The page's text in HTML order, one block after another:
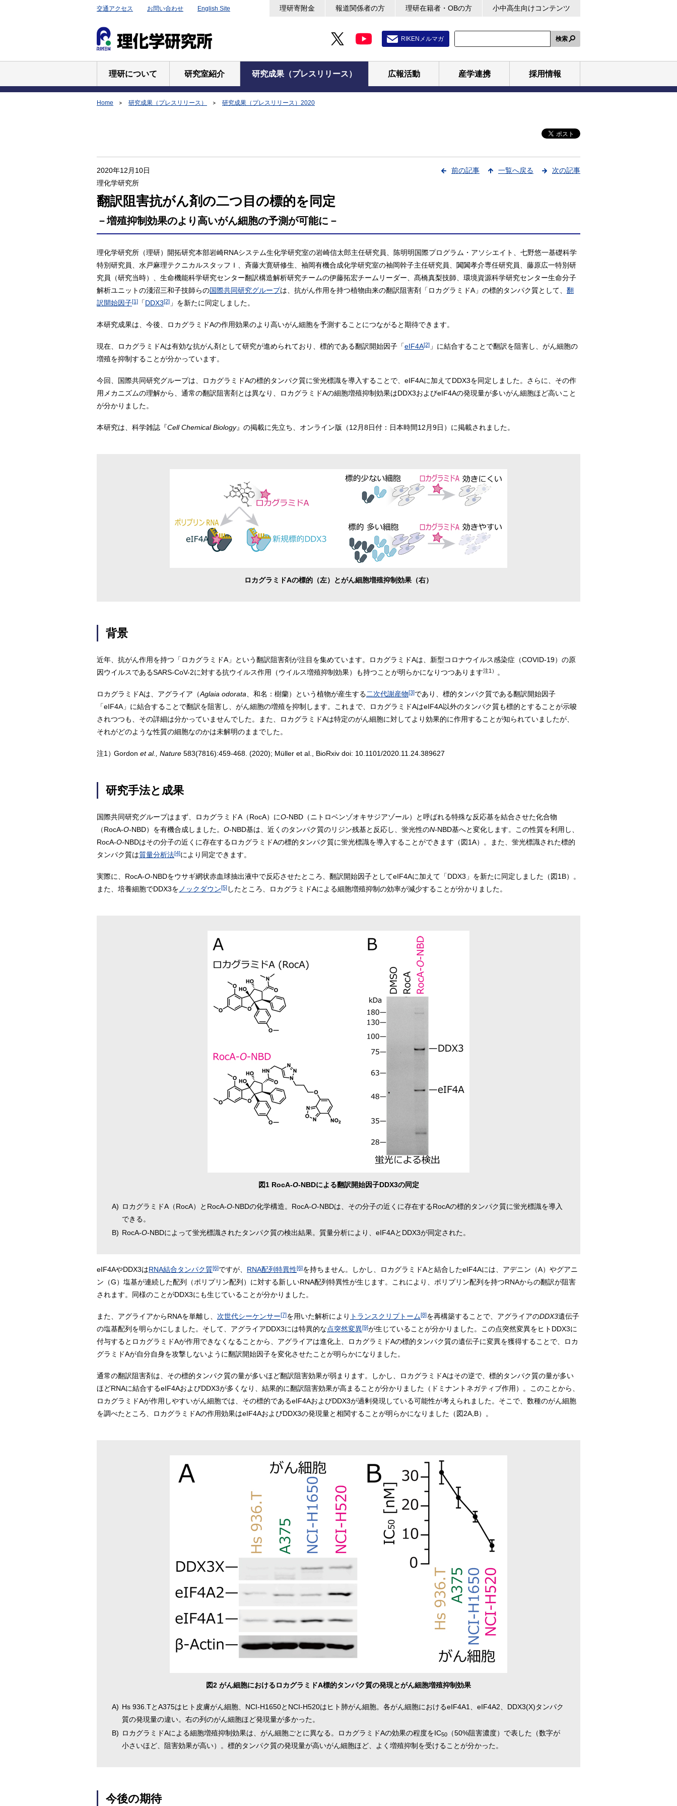
交通アクセス お問い合わせ English Site 理研寄附金 報道関係者の方 理研在籍者・OBの方 小中高生向けコンテンツ
RIKENメルマガ 検索
理研について 研究室紹介 研究成果（プレスリリース） 広報活動 産学連携 採用情報
Home 研究成果（プレスリリース） 研究成果（プレスリリース）2020
前の記事 一覧へ戻る 次の記事
2020年12月10日
理化学研究所
翻訳阻害抗がん剤の二つ目の標的を同定
－増殖抑制効果のより高いがん細胞の予測が可能に－
理化学研究所（理研）開拓研究本部岩崎RNAシステム生化学研究室の岩崎信太郎主任研究員、陈明明国際プログラム・アソシエイト、七野悠一基礎科学
特別研究員、水戸麻理テクニカルスタッフＩ、斉藤大寛研修生、袖岡有機合成化学研究室の袖岡幹子主任研究員、闐闐孝介専任研究員、藤原広一特別研
究員（研究当時）、生命機能科学研究センター翻訳構造解析研究チームの伊藤拓宏チームリーダー、髙橋真梨技師、環境資源科学研究センター生命分子
解析ユニットの淺沼三和子技師らの国際共同研究グループは、抗がん作用を持つ植物由来の翻訳阻害剤「ロカグラミドA」の標的タンパク質として、 翻
訳開始因子[1] 「DDX3[2] 」を新たに同定しました。
本研究成果は、今後、ロカグラミドAの作用効果のより高いがん細胞を予測することにつながると期待できます。
現在、ロカグラミドAは有効な抗がん剤として研究が進められており、標的である翻訳開始因子「eIF4A[2] 」に結合することで翻訳を阻害し、がん細胞の
増殖を抑制することが分かっています。
今回、国際共同研究グループは、ロカグラミドAの標的タンパク質に蛍光標識を導入することで、eIF4Aに加えてDDX3を同定しました。さらに、その作
用メカニズムの理解から、通常の翻訳阻害剤とは異なり、ロカグラミドAの細胞増殖抑制効果はDDX3およびeIF4Aの発現量が多いがん細胞ほど高いこと
が分かりました。
本研究は、科学雑誌『Cell Chemical Biology』の掲載に先立ち、オンライン版（12月8日付：日本時間12月9日）に掲載されました。
ロカグラミドAの標的（左）とがん細胞増殖抑制効果（右）
背景
近年、抗がん作用を持つ「ロカグラミドA」という翻訳阻害剤が注目を集めています。ロカグラミドAは、新型コロナウイルス感染症（COVID-19）の原
因ウイルスであるSARS-CoV-2に対する抗ウイルス作用（ウイルス増殖抑制効果）も持つことが明らかになりつつあります注1） 。
ロカグラミドAは、アグライア（Aglaia odorata 、和名：樹蘭）という植物が産生する二次代謝産物[3]であり、標的タンパク質である翻訳開始因子
「eIF4A」に結合することで翻訳を阻害し、がん細胞の増殖を抑制します。これまで、ロカグラミドAはeIF4A以外のタンパク質も標的とすることが示唆
されつつも、その詳細は分かっていませんでした。また、ロカグラミドAは特定のがん細胞に対してより効果的に作用することが知られていましたが、
それがどのような性質の細胞なのかは未解明のままでした。
注1）Gordon et al., Nature583(7816):459-468. (2020); Müller et al., BioRxiv doi: 10.1101/2020.11.24.389627
研究手法と成果
国際共同研究グループはまず、ロカグラミドA（RocA）にO-NBD（ニトロベンゾオキサジアゾール）と呼ばれる特殊な反応基を結合させた化合物
（RocA-O-NBD）を有機合成しました。 O-NBD基は、近くのタンパク質のリジン残基と反応し、蛍光性のN-NBD基へと変化します。この性質を利用し、
RocA-O-NBDはその分子の近くに存在するロカグラミドAの標的タンパク質に蛍光標識を導入することができます（図1A）。また、蛍光標識された標的
タンパク質は質量分析法[4]により同定できます。
実際に、RocA-O-NBDをウサギ網状赤血球抽出液中で反応させたところ、翻訳開始因子としてeIF4Aに加えて「DDX3」を新たに同定しました（図1B）。
また、培養細胞でDDX3を ノックダウン[5] したところ、ロカグラミドAによる細胞増殖抑制の効率が減少することが分かりました。
図1 RocA-O-NBDによる翻訳開始因子DDX3の同定
A) ロカグラミドA（RocA）とRocA-O-NBDの化学構造。RocA-O-NBDは、その分子の近くに存在するRocAの標的タンパク質に蛍光標識を導入
できる。
B) RocA-O-NBDによって蛍光標識されたタンパク質の検出結果。質量分析により、eIF4AとDDX3が同定された。
eIF4AやDDX3はRNA結合タンパク質[6]ですが、 RNA配列特異性[6]を持ちません。しかし、ロカグラミドAと結合したeIF4Aには、アデニン（A）やグアニ
ン（G）塩基が連続した配列（ポリプリン配列）に対する新しいRNA配列特異性が生じます。これにより、ポリプリン配列を持つRNAからの翻訳が阻害
されます。同様のことがDDX3にも生じていることが分かりました。
また、アグライアからRNAを単離し、 次世代シーケンサー[7]を用いた解析により トランスクリプトーム[8]を再構築することで、アグライアのDDX3遺伝子
の塩基配列を明らかにしました。そして、アグライアDDX3には特異的な点突然変異[9]が生じていることが分かりました。この点突然変異をヒトDDX3に
付与するとロカグラミドAが作用できなくなることから、アグライアは進化上、ロカグラミドAの標的タンパク質の遺伝子に変異を獲得することで、ロカ
グラミドAが自分自身を攻撃しないように翻訳開始因子を変化させたことが明らかになりました。
通常の翻訳阻害剤は、その標的タンパク質の量が多いほど翻訳阻害効果が弱まります。しかし、ロカグラミドAはその逆で、標的タンパク質の量が多い
ほどRNAに結合するeIF4AおよびDDX3が多くなり、結果的に翻訳阻害効果が高まることが分かりました（ドミナントネガティブ作用）。このことから、
ロカグラミドAが作用しやすいがん細胞では、その標的であるeIF4AおよびDDX3が過剰発現している可能性が考えられました。そこで、数種のがん細胞
を調べたところ、ロカグラミドAの作用効果はeIF4AおよびDDX3の発現量と相関することが明らかになりました（図2A,B）。
図2 がん細胞におけるロカグラミドA標的タンパク質の発現とがん細胞増殖抑制効果
A) Hs 936.TとA375はヒト皮膚がん細胞、NCI-H1650とNCI-H520はヒト肺がん細胞。各がん細胞におけるeIF4A1、eIF4A2、DDX3(X)タンパク
質の発現量の違い。右の列のがん細胞ほど発現量が多かった。
B) ロカグラミドAによる細胞増殖抑制効果は、がん細胞ごとに異なる。ロカグラミドAの効果の程度をIC50（50%阻害濃度）で表した（数字が
小さいほど、阻害効果が高い）。標的タンパク質の発現量が高いがん細胞ほど、よく増殖抑制を受けることが分かった。
今後の期待